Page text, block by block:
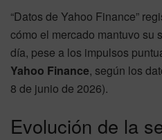
“Datos de Yahoo Finance”
cómo el mercado mantuvo su
día, pese a los impulsos
Yahoo Finance, según los
8 de junio de 2026).
Evolución de la